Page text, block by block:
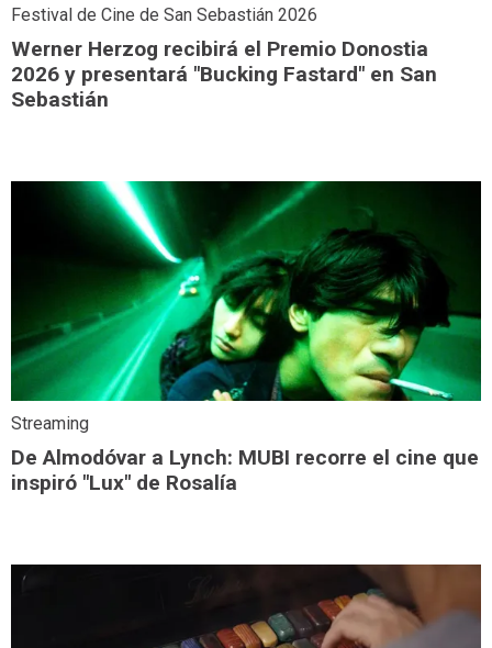
Festival de Cine de San Sebastián 2026
Werner Herzog recibirá el Premio Donostia
2026 y presentará "Bucking Fastard" en San
Sebastián
Streaming
De Almodóvar a Lynch: MUBI recorre el cine que
inspiró "Lux" de Rosalía